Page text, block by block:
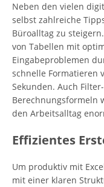
Neben den vielen
selbst zahlreiche
Büroalltag zu
von Tabellen mit
Eingabeproblemen
schnelle Formatieren
Sekunden. Auch
Berechnungsformeln
den Arbeitsalltag
Effizientes
Um produktiv mit
mit einer klaren